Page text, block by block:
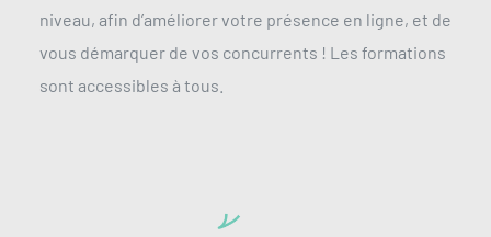
niveau, afin d’améliorer votre présence en ligne, et de
vous démarquer de vos concurrents ! Les formations
sont accessibles à tous.